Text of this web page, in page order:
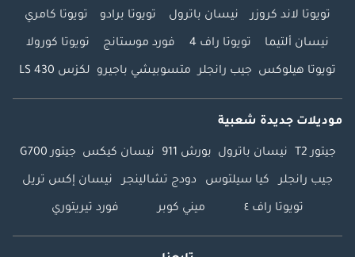
تويوتا لاند كروزر نيسان باترول تويوتا برادو تويوتا كامري
نيسان ألتيما تويوتا راف 4 فورد موستانج تويوتا كورولا
تويوتا هيلوكس جيب رانجلر متسوبيشي باجيرو لكزس LS 430
موديلات جديدة شعبية
جيتور T2 نيسان باترول بورش 911 نيسان كيكس جيتور G700
جيب رانجلر كيا سيلتوس دودج تشالينجر نيسان إكس تريل
تويوتا راف ٤ ميني كوبر فورد تيريتوري